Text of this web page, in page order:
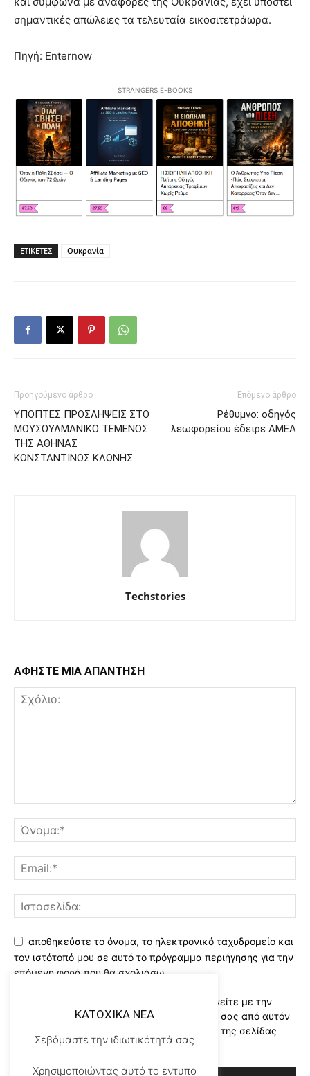
σημαντικές απώλειες τα τελευταία εικοσιτετράωρα.
Πηγή: Enternow
STRANGERS E-BOOKS
ΕΤΙΚΕΤΕΣ Ουκρανία
Προηγούμενο άρθρο
ΥΠΟΠΤΕΣ ΠΡΟΣΛΗΨΕΙΣ ΣΤΟ
ΜΟΥΣΟΥΛΜΑΝΙΚΟ ΤΕΜΕΝΟΣ
ΤΗΣ ΑΘΗΝΑΣ
ΚΩΝΣΤΑΝΤΙΝΟΣ ΚΛΩΝΗΣ
Επόμενο άρθρο
Ρέθυμνο: οδηγός
λεωφορείου έδειρε ΑΜΕΑ
Techstories
ΑΦΗΣΤΕ ΜΙΑ ΑΠΑΝΤΗΣΗ
αποθηκεύστε το όνομα, το ηλεκτρονικό ταχυδρομείο και
τον ιστότοπό μου σε αυτό το πρόγραμμα περιήγησης για την
επόμενη φορά που θα σχολιάσω.
Χρησιμοποιώντας αυτό το έντυπο συμφωνείτε με την
αποθήκευση και χειρισμό των δεδομένων σας από αυτόν
τον ιστότοπο..Διαβάστε του ορους χρήσης της σελίδας
μας*
KATOXIKA NEA
Σεβόμαστε την ιδιωτικότητά σας
Χρησιμοποιώντας αυτό το έντυπο